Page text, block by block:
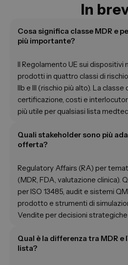
In
Cosa significa classe MDR e
più importante?
Il Regolamento UE sui dispositivi
prodotti in quattro classi di
IIb e III (rischio più alto). La
certificazione, costi e
più utile per qualsiasi lista
Quali stakeholder sono più
offerta?
Regulatory Affairs (RA) per
(MDR, FDA, valutazione clinica).
per ISO 13485, audit e sistemi
prodotto e strumenti di
Vendite per decisioni
Qual è la differenza tra MDR e
lista?